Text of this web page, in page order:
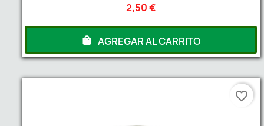
2,50 €
AGREGAR AL CARRITO
favorite_border